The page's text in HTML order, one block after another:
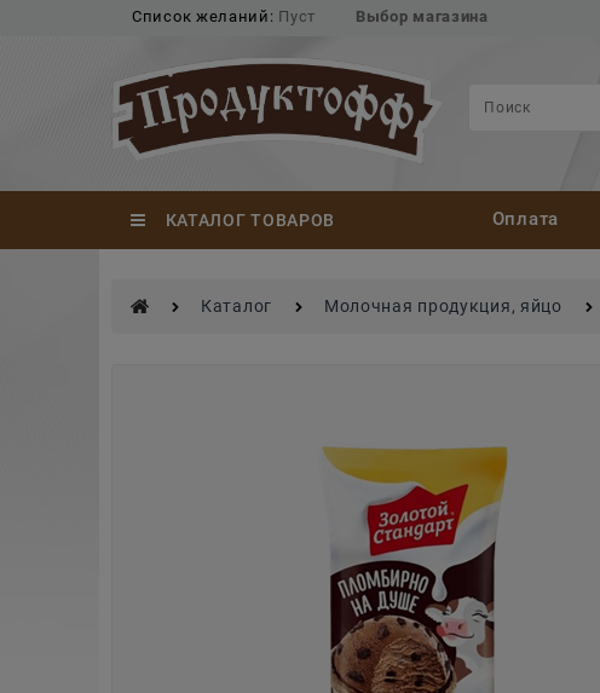
Список желаний: Пуст Выбор магазина
КАТАЛОГ ТОВАРОВ Оплата
Каталог Молочная продукция, яйцо